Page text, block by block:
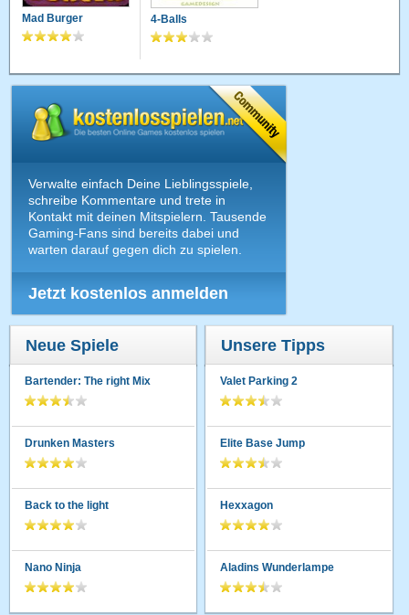
Mad Burger 4-Balls
Verwalte einfach Deine Lieblingsspiele,
schreibe Kommentare und trete in
Kontakt mit deinen Mitspielern. Tausende
Gaming-Fans sind bereits dabei und
warten darauf gegen dich zu spielen.
Jetzt kostenlos anmelden
Neue Spiele
Bartender: The right Mix
Drunken Masters
Back to the light
Nano Ninja
Unsere Tipps
Valet Parking 2
Elite Base Jump
Hexxagon
Aladins Wunderlampe